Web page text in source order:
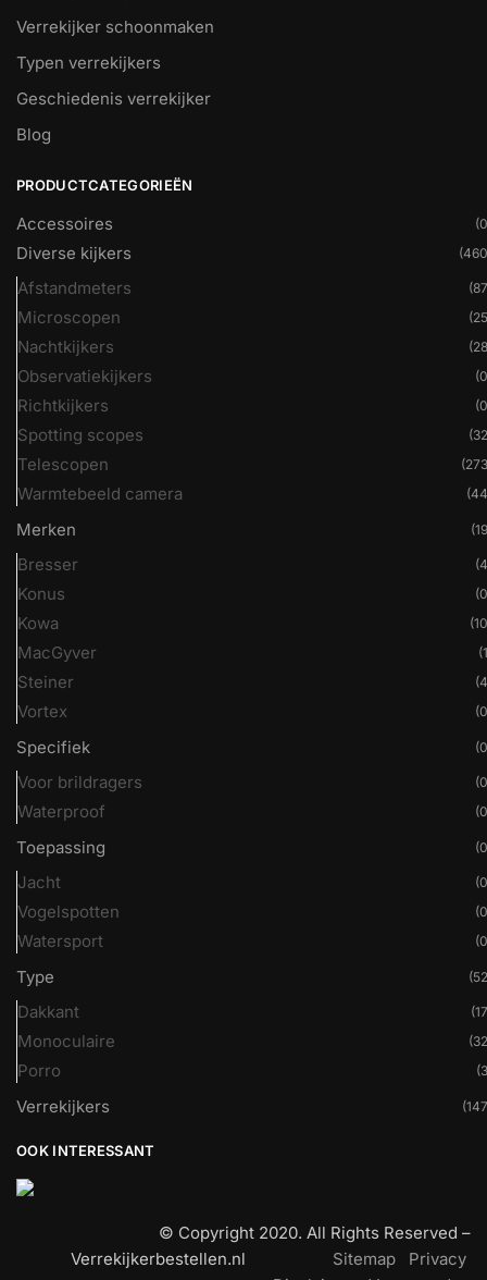
Verrekijker schoonmaken
Typen verrekijkers
Geschiedenis verrekijker
Blog
PRODUCTCATEGORIEËN
Accessoires
Diverse kijkers
Afstandmeters
Microscopen
Nachtkijkers
Observatiekijkers
Richtkijkers
Spotting scopes
Telescopen
Warmtebeeld camera
Merken
Bresser
Konus
Kowa
MacGyver
Steiner
Vortex
Specifiek
Voor brildragers
Waterproof
Toepassing
Jacht
Vogelspotten
Watersport
Type
Dakkant
Monoculaire
Porro
Verrekijkers
OOK INTERESSANT
© Copyright 2020. All Rights Reserved –
Verrekijkerbestellen.nl Sitemap
Privacy